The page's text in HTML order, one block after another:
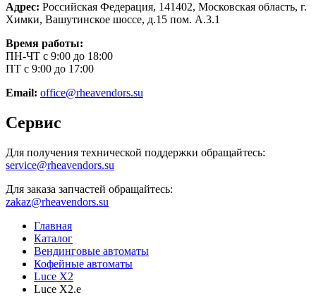
Адрес: Российская Федерация, 141402, Московская область, г.
Химки, Вашутинское шоссе, д.15 пом. А.3.1
Время работы:
ПН-ЧТ с 9:00 до 18:00
ПТ с 9:00 до 17:00
Email: office@rheavendors.su
Сервис
Для получения технической поддержки обращайтесь:
service@rheavendors.su
Для заказа запчастей обращайтесь:
zakaz@rheavendors.su
Главная
Каталог
Вендинговые автоматы
Кофейные автоматы
Luce X2
Luce X2.e